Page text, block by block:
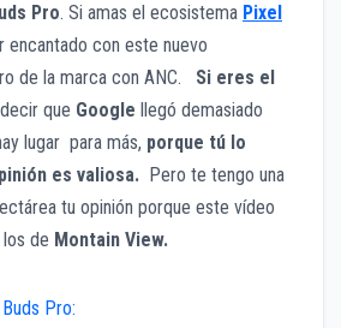
Pro. Si amas el ecosistema Pixel
encantado con este nuevo
de la marca con ANC. Si eres el
que Google llegó demasiado
lugar para más, porque tú lo
es valiosa. Pero te tengo una
tu opinión porque este vídeo
de Montain View.
Pro: